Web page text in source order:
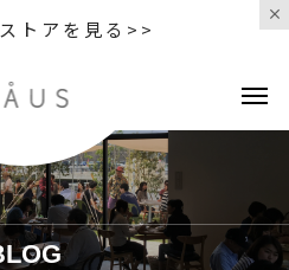
トアを見る>>